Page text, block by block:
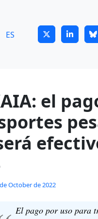
ES
el
October de 2022
El pago por uso para